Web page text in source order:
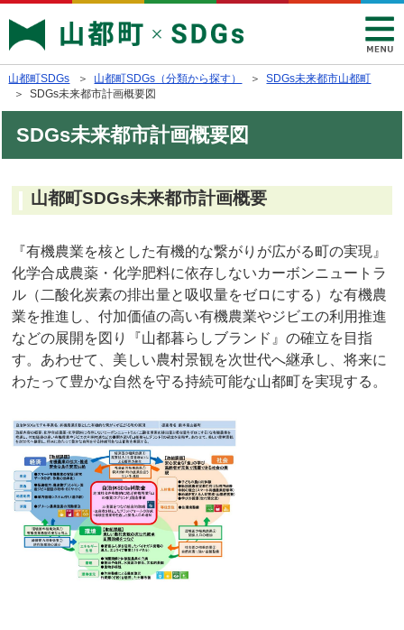
山都町SDGs ＞ 山都町SDGs（分類から探す） ＞SDGs未来都市山都町
＞ SDGs未来都市計画概要図
SDGs未来都市計画概要図
山都町SDGs未来都市計画概要
『有機農業を核とした有機的な繋がりが広がる町の実現』
化学合成農薬・化学肥料に依存しないカーボンニュートラ
ル（二酸化炭素の排出量と吸収量をゼロにする）な有機農
業を推進し、付加価値の高い有機農業やジビエの利用推進
などの展開を図り『山都暮らしブランド』の確立を目指
す。あわせて、美しい農村景観を次世代へ継承し、将来に
わたって豊かな自然を守る持続可能な山都町を実現する。